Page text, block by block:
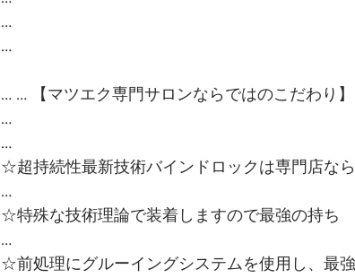
…
…
… … 【マツエク専門サロンならではのこだわり】
…
…
☆超持続性最新技術バインドロックは専門店な
…
☆特殊な技術理論で装着しますので最強の持ち
…
☆前処理にグルーイングシステムを使用し、最